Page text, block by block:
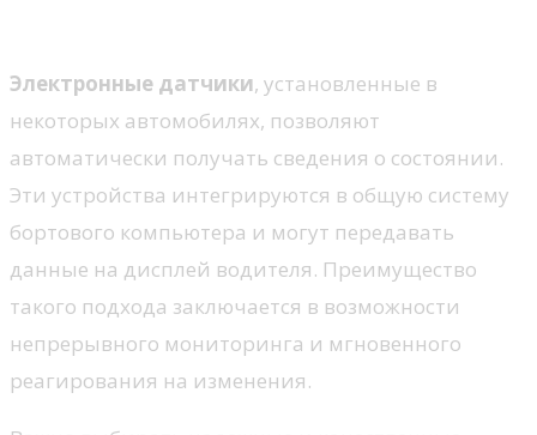
Электронные датчики, установленные в
некоторых автомобилях, позволяют
автоматически получать сведения о состоянии.
Эти устройства интегрируются в общую систему
бортового компьютера и могут передавать
данные на дисплей водителя. Преимущество
такого подхода заключается в возможности
непрерывного мониторинга и мгновенного
реагирования на изменения.